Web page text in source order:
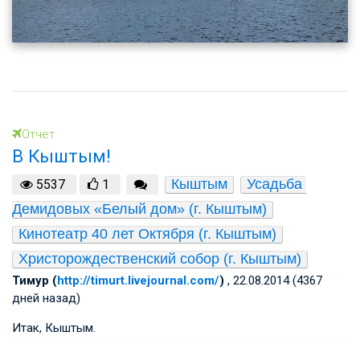
Отчет
В Кыштым!
5537 1 Кыштым
Усадьба
Демидовых «Белый дом» (г. Кыштым)
Кинотеатр 40 лет Октября (г. Кыштым)
Христорождественский собор (г. Кыштым)
Тимур (http://timurt.livejournal.com/) , 22.08.2014 (4367
дней назад)
Итак, Кыштым.